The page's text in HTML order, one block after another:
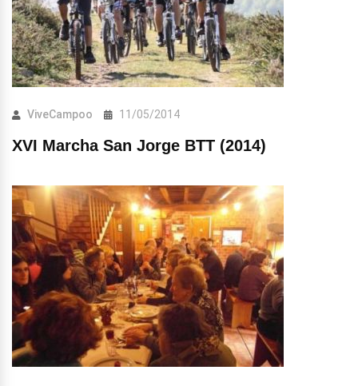
ViveCampoo 11/05/2014
XVI Marcha San Jorge BTT (2014)